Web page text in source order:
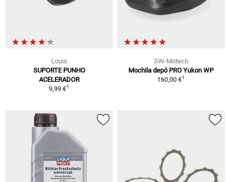
Louis
SUPORTE PUNHO
ACELERADOR
9,99 €1
SW-Motech
Mochila depó PRO Yukon WP
160,00 €1